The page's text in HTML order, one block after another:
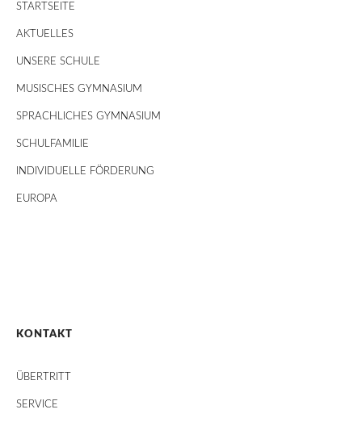
STARTSEITE
AKTUELLES
UNSERE SCHULE
MUSISCHES GYMNASIUM
SPRACHLICHES GYMNASIUM
SCHULFAMILIE
INDIVIDUELLE FÖRDERUNG
EUROPA
KONTAKT
ÜBERTRITT
SERVICE